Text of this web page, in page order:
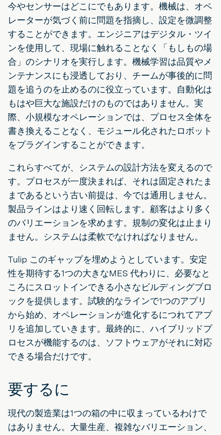
今やセンサーはどこにでもあります。機械は、オペ
レーターが気づく前に問題を指摘し、設定を微調整
することができます。エンジニアはデジタル・ツイ
ンを使用して、現場に触れることなく「もしもの場
合」のシナリオを実行します。機械学習は品質やメ
ンテナンスにも浸透しており、チームが事後的に問
題を追うのを止めるのに役立っています。自動化は
もはや巨大な施設だけのものではありません。実
際、小規模なオペレーションでは、プロセス全体を
書き換えることなく、モジュール化されたロボット
をプラグインすることができます。
これらすべてが、システムの設計方法を変えるので
す。プロセスが一度決まれば、それは固定されたま
まであるという古い前提は、今では通用しません。
製品ラインはより速く回転します。顧客はより多く
のバリエーションを求めます。規制の変化は止まり
ません。システムは柔軟でなければなりません。
Tulip このギャップを埋めようとしています。安定
性を期待する1つの大きなMES 代わりに、必要なと
ころにスロットインできる小さなビルディングブロ
ックを提供します。試験的なラインで1つのアプリ
から始め、オペレーションが進化するにつれてアプ
リを追加していきます。最終的に、ハイブリッドプ
ロセスが機能するのは、ソフトウェアがそれに対応
できる場合だけです。
要するに
現代の製造業は1つの箱の中に収まっているわけで
はありません。大量生産、複雑なバリエーション、